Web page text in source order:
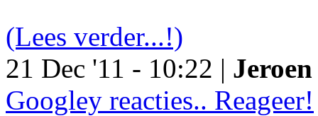
(Lees verder...!)
21 Dec '11 - 10:22 |
Googley reacties.. Reageer!